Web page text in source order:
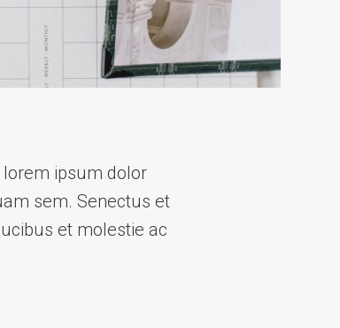
ipsum dolor
sem. Senectus et
et molestie ac